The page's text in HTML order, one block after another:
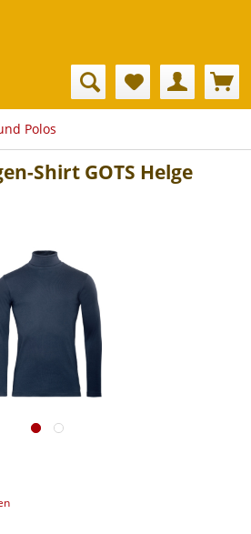
Polos
Shirt GOTS Helge